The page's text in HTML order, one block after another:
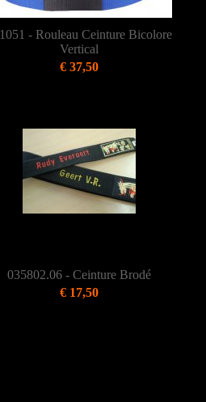
- Rouleau Ceinture Bicolore
Vertical
€ 37,50
035802.06 - Ceinture Brodé
€ 17,50